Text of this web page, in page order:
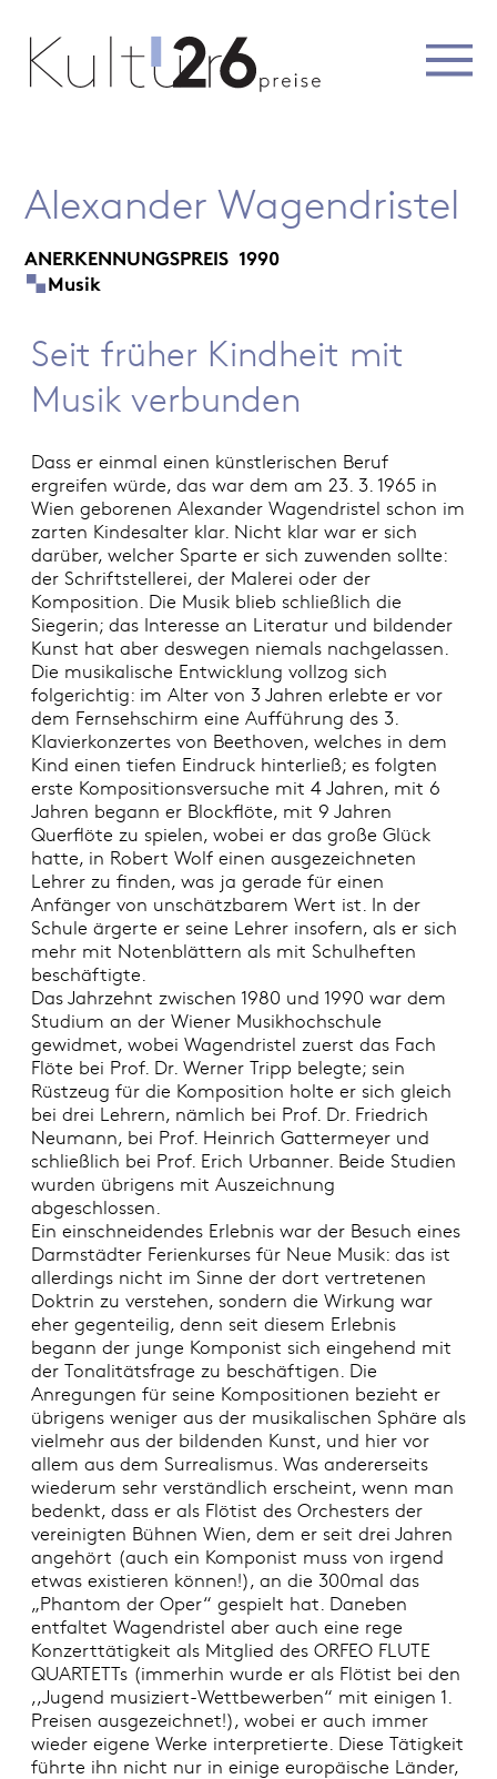
Alexander Wagendristel
ANERKENNUNGSPREIS 1990
Musik
Seit früher Kindheit mit
Musik verbunden
Dass er einmal einen künstlerischen Beruf
ergreifen würde, das war dem am 23. 3. 1965 in
Wien geborenen Alexander Wagendristel schon im
zarten Kindesalter klar. Nicht klar war er sich
darüber, welcher Sparte er sich zuwenden sollte:
der Schriftstellerei, der Malerei oder der
Komposition. Die Musik blieb schließlich die
Siegerin; das Interesse an Literatur und bildender
Kunst hat aber deswegen niemals nachgelassen.
Die musikalische Entwicklung vollzog sich
folgerichtig: im Alter von 3 Jahren erlebte er vor
dem Fernsehschirm eine Aufführung des 3.
Klavierkonzertes von Beethoven, welches in dem
Kind einen tiefen Eindruck hinterließ; es folgten
erste Kompositionsversuche mit 4 Jahren, mit 6
Jahren begann er Blockflöte, mit 9 Jahren
Querflöte zu spielen, wobei er das große Glück
hatte, in Robert Wolf einen ausgezeichneten
Lehrer zu finden, was ja gerade für einen
Anfänger von unschätzbarem Wert ist. In der
Schule ärgerte er seine Lehrer insofern, als er sich
mehr mit Notenblättern als mit Schulheften
beschäftigte.
Das Jahrzehnt zwischen 1980 und 1990 war dem
Studium an der Wiener Musikhochschule
gewidmet, wobei Wagendristel zuerst das Fach
Flöte bei Prof. Dr. Werner Tripp belegte; sein
Rüstzeug für die Komposition holte er sich gleich
bei drei Lehrern, nämlich bei Prof. Dr. Friedrich
Neumann, bei Prof. Heinrich Gattermeyer und
schließlich bei Prof. Erich Urbanner. Beide Studien
wurden übrigens mit Auszeichnung
abgeschlossen.
Ein einschneidendes Erlebnis war der Besuch eines
Darmstädter Ferienkurses für Neue Musik: das ist
allerdings nicht im Sinne der dort vertretenen
Doktrin zu verstehen, sondern die Wirkung war
eher gegenteilig, denn seit diesem Erlebnis
begann der junge Komponist sich eingehend mit
der Tonalitätsfrage zu beschäftigen. Die
Anregungen für seine Kompositionen bezieht er
übrigens weniger aus der musikalischen Sphäre als
vielmehr aus der bildenden Kunst, und hier vor
allem aus dem Surrealismus. Was andererseits
wiederum sehr verständlich erscheint, wenn man
bedenkt, dass er als Flötist des Orchesters der
vereinigten Bühnen Wien, dem er seit drei Jahren
angehört (auch ein Komponist muss von irgend
etwas existieren können!), an die 300mal das
„Phantom der Oper“ gespielt hat. Daneben
entfaltet Wagendristel aber auch eine rege
Konzerttätigkeit als Mitglied des ORFEO FLUTE
QUARTETTs (immerhin wurde er als Flötist bei den
,,Jugend musiziert-Wettbewerben“ mit einigen 1.
Preisen ausgezeichnet!), wobei er auch immer
wieder eigene Werke interpretierte. Diese Tätigkeit
führte ihn nicht nur in einige europäische Länder,